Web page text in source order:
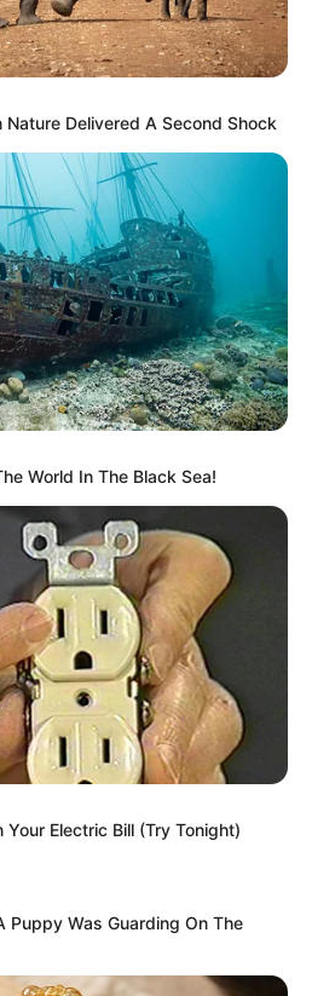
nosso grupo do
real sobre as principais
Paulista e região
entrar no grupo
Delivered A Second Shock
World In The Black Sea!
Your Electric Bill (Try Tonight)
Puppy Was Guarding On The